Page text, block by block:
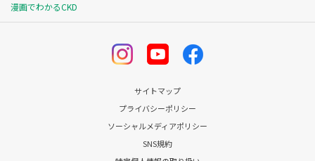
漫画でわかるCKD
サイトマップ
プライバシーポリシー
ソーシャルメディアポリシー
SNS規約